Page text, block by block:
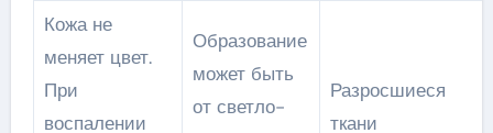
Кожа не
меняет цвет.
При
воспалении
Образование
может быть
от светло-
Разросшиеся
ткани